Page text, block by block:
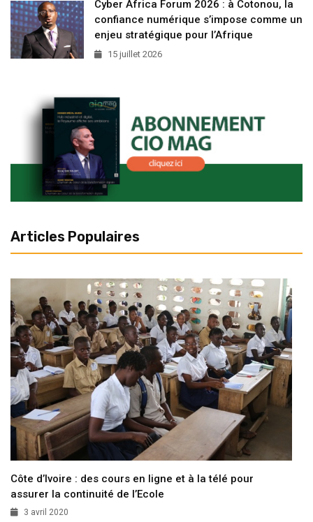
Cyber Africa Forum 2026 : à Cotonou, la
confiance numérique s’impose comme un
enjeu stratégique pour l’Afrique
15 juillet 2026
Articles Populaires
Côte d’Ivoire : des cours en ligne et à la télé pour
assurer la continuité de l’Ecole
3 avril 2020